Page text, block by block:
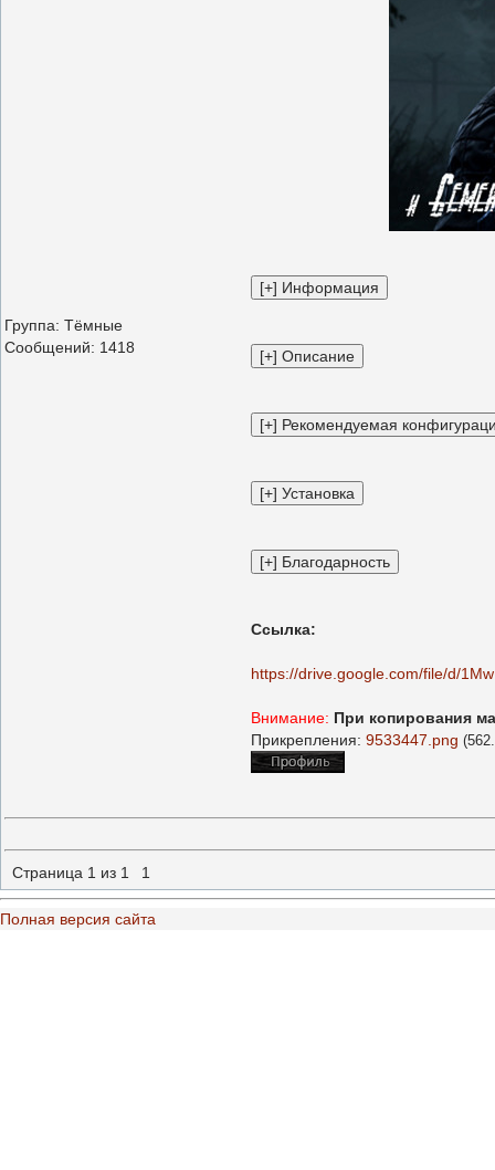
Группа: Тёмные
Сообщений: 1418
Ссылка:
https://drive.google.com/file/d/
Внимание: При копирования
Прикрепления: 9533447.png
Страница 1 из 1 1
Полная версия сайта